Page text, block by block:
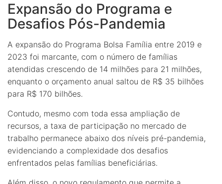
Expansão do Programa e
Desafios Pós-Pandemia
A expansão do Programa Bolsa Família entre 2019 e
2023 foi marcante, com o número de famílias
atendidas crescendo de 14 milhões para 21 milhões,
enquanto o orçamento anual saltou de R$ 35 bilhões
para R$ 170 bilhões.
Contudo, mesmo com toda essa ampliação de
recursos, a taxa de participação no mercado de
trabalho permanece abaixo dos níveis pré-pandemia,
evidenciando a complexidade dos desafios
enfrentados pelas famílias beneficiárias.